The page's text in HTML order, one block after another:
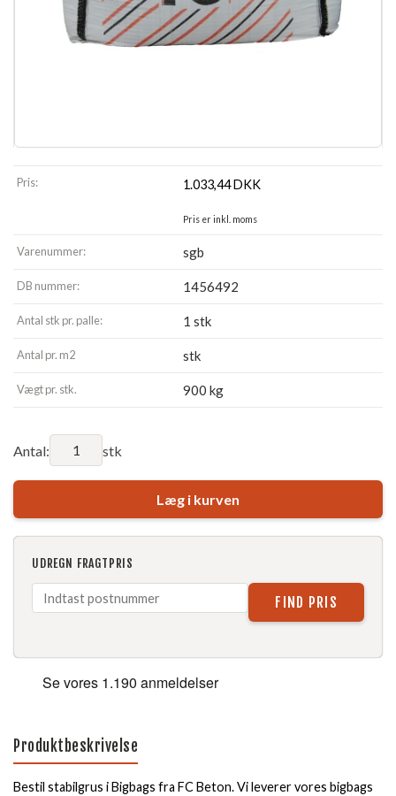
Pris: 1.033,44DKK
Pris er inkl. moms
Varenummer: sgb
DB nummer: 1456492
Antal stk pr. palle: 1 stk
Antal pr. m2 stk
Vægt pr. stk. 900 kg
Antal: stk
Læg i kurven
UDREGN FRAGTPRIS
Produktbeskrivelse
Bestil stabilgrus i Bigbags fra FC Beton. Vi leverer vores bigbags